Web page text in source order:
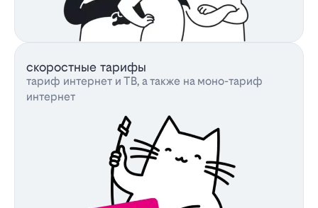
скоростные тарифы
тариф интернет и ТВ, а также на моно-тариф
интернет